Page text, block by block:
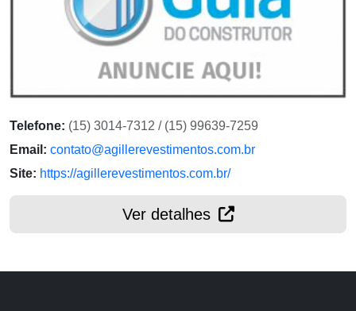
Telefone: (15) 3014-7312 / (15) 99639-7259
Email: contato@agillerevestimentos.com.br
Site: https://agillerevestimentos.com.br/
Ver detalhes